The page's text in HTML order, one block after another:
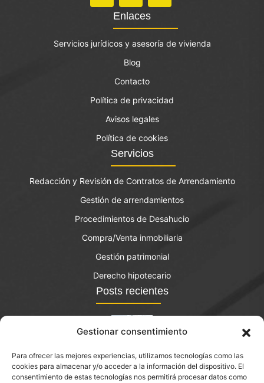
Gestionar consentimiento
Para ofrecer las mejores experiencias, utilizamos tecnologías como las
cookies para almacenar y/o acceder a la información del dispositivo. El
consentimiento de estas tecnologías nos permitirá procesar datos como
Enlaces
Servicios jurídicos y asesoría de vivienda
Blog
Contacto
Política de privacidad
Avisos legales
Política de cookies
Servicios
Redacción y Revisión de Contratos de Arrendamiento
Gestión de arrendamientos
Procedimientos de Desahucio
Compra/Venta inmobiliaria
Gestión patrimonial
Derecho hipotecario
Posts recientes
El bono joven de vivienda: qué es y quién lo puede
solicitar?